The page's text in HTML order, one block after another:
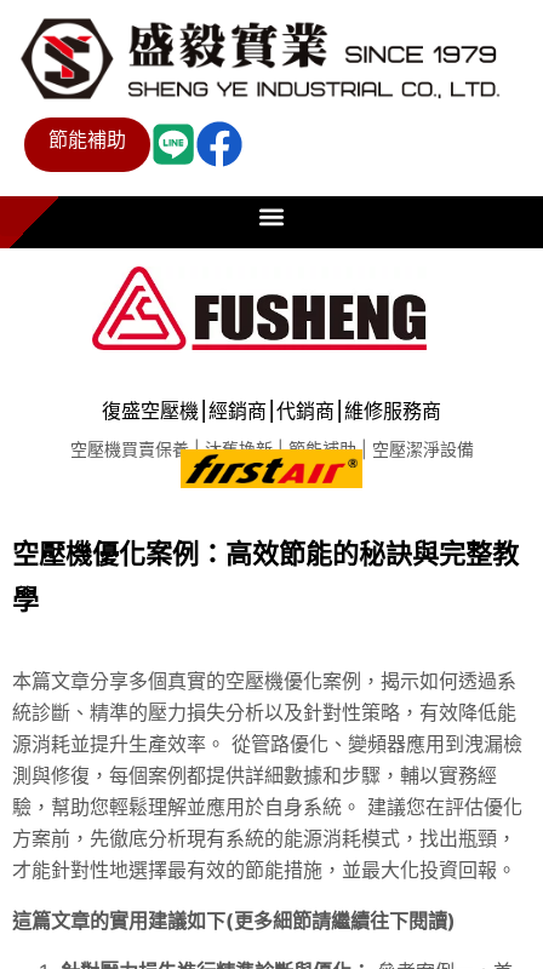
節能補助
復盛空壓機⎮經銷商⎮代銷商⎮維修服務商
空壓機買賣保養 | 汰舊換新 | 節能補助 | 空壓潔淨設備
空壓機優化案例：高效節能的秘訣與完整教
學
本篇文章分享多個真實的空壓機優化案例，揭示如何透過系
統診斷、精準的壓力損失分析以及針對性策略，有效降低能
源消耗並提升生產效率。 從管路優化、變頻器應用到洩漏檢
測與修復，每個案例都提供詳細數據和步驟，輔以實務經
驗，幫助您輕鬆理解並應用於自身系統。 建議您在評估優化
方案前，先徹底分析現有系統的能源消耗模式，找出瓶頸，
才能針對性地選擇最有效的節能措施，並最大化投資回報。
這篇文章的實用建議如下(更多細節請繼續往下閱讀)